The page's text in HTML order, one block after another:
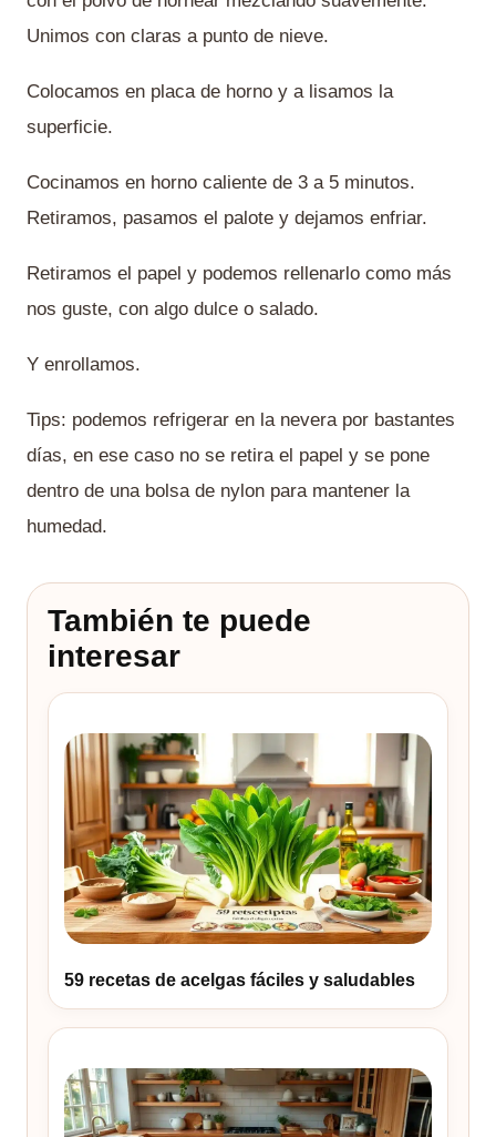
Unimos con claras a punto de nieve.
Colocamos en placa de horno y a lisamos la
superficie.
Cocinamos en horno caliente de 3 a 5 minutos.
Retiramos, pasamos el palote y dejamos enfriar.
Retiramos el papel y podemos rellenarlo como más
nos guste, con algo dulce o salado.
Y enrollamos.
Tips: podemos refrigerar en la nevera por bastantes
días, en ese caso no se retira el papel y se pone
dentro de una bolsa de nylon para mantener la
humedad.
También te puede
interesar
59 recetas de acelgas fáciles y saludables